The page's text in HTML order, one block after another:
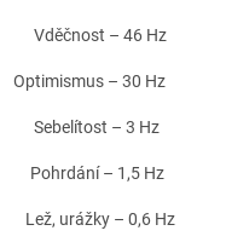
Vděčnost – 46 Hz
Optimismus – 30 Hz
– 3 Hz
– 1,5 Hz
urážky – 0,6 Hz